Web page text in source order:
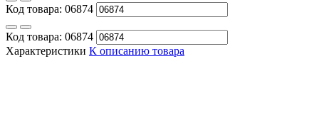
Код товара: 06874
Код товара: 06874
Характеристики К описанию товара